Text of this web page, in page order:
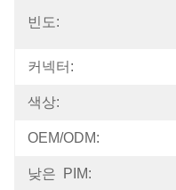
빈도:
커넥터:
색상:
OEM/ODM:
낮은  PIM: